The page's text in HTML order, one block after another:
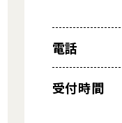
電話
受付時間